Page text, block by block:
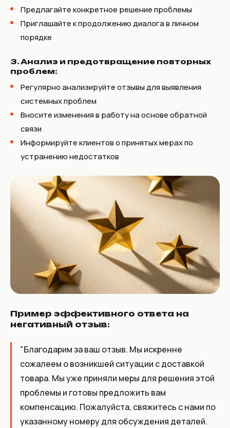
Предлагайте конкретное решение проблемы
Приглашайте к продолжению диалога в личном
порядке
3. Анализ и предотвращение повторных
проблем:
Регулярно анализируйте отзывы для выявления
системных проблем
Вносите изменения в работу на основе обратной
связи
Информируйте клиентов о принятых мерах по
устранению недостатков
Пример эффективного ответа на
негативный отзыв:
"Благодарим за ваш отзыв. Мы искренне
сожалеем о возникшей ситуации с доставкой
товара. Мы уже приняли меры для решения этой
проблемы и готовы предложить вам
компенсацию. Пожалуйста, свяжитесь с нами по
указанному номеру для обсуждения деталей.